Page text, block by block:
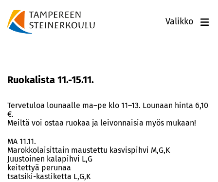
Valikko
Ruokalista 11.-15.11.
Tervetuloa lounaalle ma–pe klo 11–13. Lounaan hinta 6,10
€.
Meiltä voi ostaa ruokaa ja leivonnaisia myös mukaan!
MA 11.11.
Marokkolaisittain maustettu kasvispihvi M,G,K
Juustoinen kalapihvi L,G
keitettyä perunaa
tsatsiki-kastiketta L,G,K